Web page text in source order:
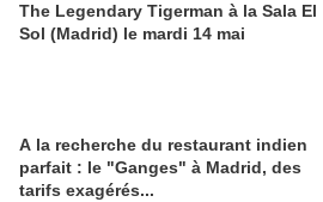
The Legendary Tigerman à la Sala El
Sol (Madrid) le mardi 14 mai
A la recherche du restaurant indien
parfait : le "Ganges" à Madrid, des
tarifs exagérés...